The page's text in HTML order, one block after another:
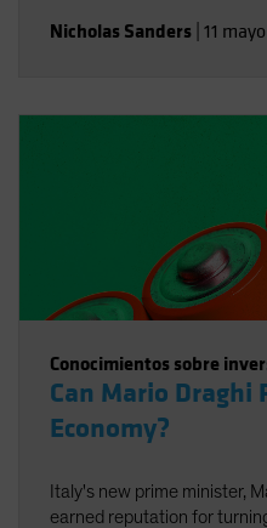
Nicholas Sanders 11
Conocimientos sobre
Can Mario Draghi
Economy?
Italy's new prime minister,
earned reputation for